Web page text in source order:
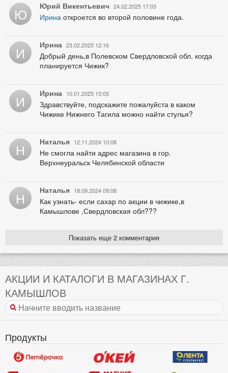
Ю Юрий Викентьевич 24.02.2025 17:03
Ирина откроется во второй половине года.
И Ирина 23.02.2025 12:16
Добрый день,в Полевском Свердловской обл. когда
планируется Чижик?
И Ирина 10.01.2025 15:05
Здравствуйте, подскажите пожалуйста в каком
Чижике Нижнего Тагила можно найти стулья?
Н Наталья 12.11.2024 10:08
Не смогла найти адрес магазина в гор.
Верхнеуральск Челябинской области
Н Наталья 18.09.2024 09:08
Как узнать- если сахар по акции в чижике,в
Камышлове ,Свердловская обл???
Показать еще 2 комментария
АКЦИИ И КАТАЛОГИ В МАГАЗИНАХ Г.
КАМЫШЛОВ
Продукты